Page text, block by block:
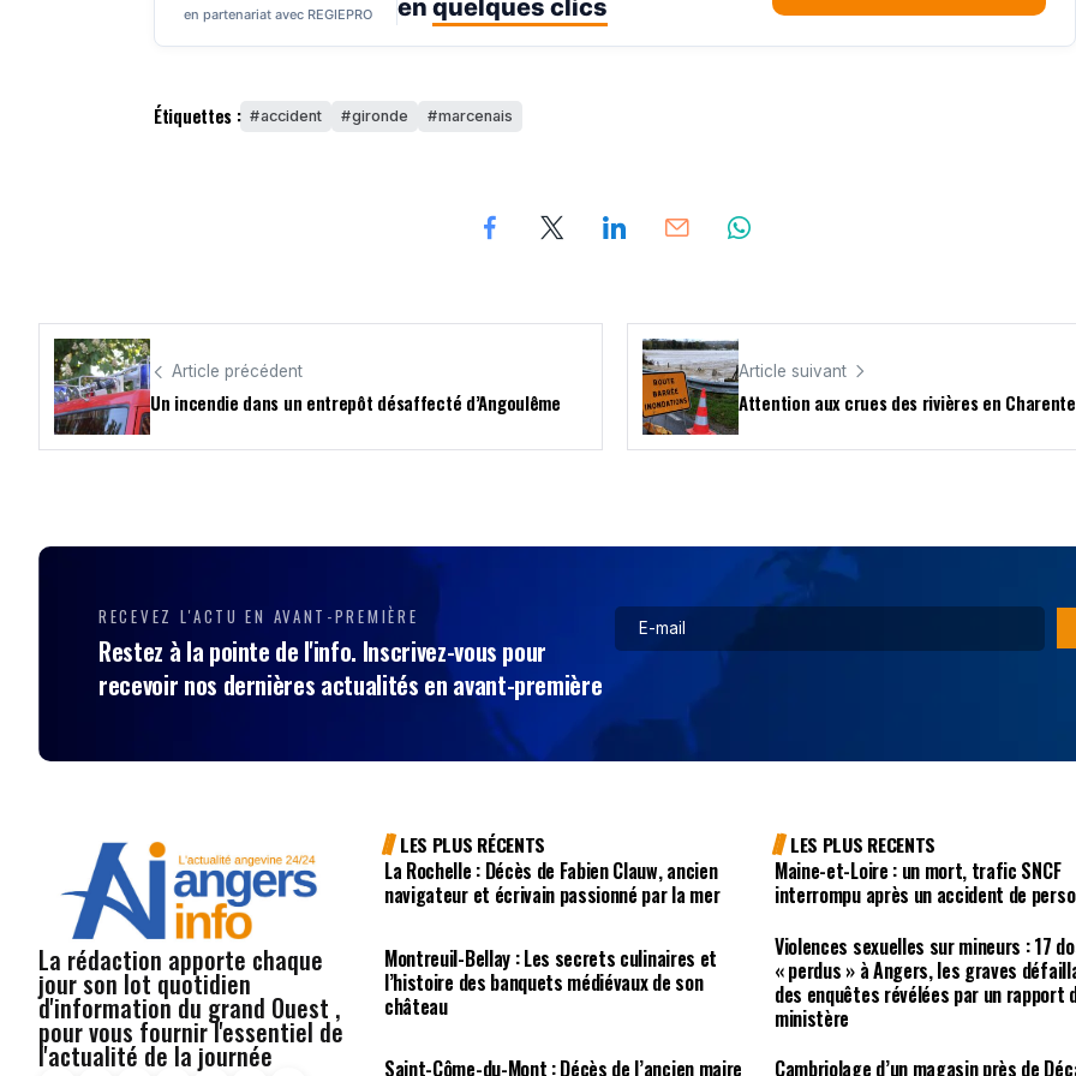
en partenariat avec REGIEPRO en quelques clics
Étiquettes : accident gironde marcenais
Article précédent
Un incendie dans un entrepôt désaffecté d’Angoulême
Article suivant
Attention aux crues des rivières en
RECEVEZ L'ACTU EN AVANT-PREMIÈRE
Restez à la pointe de l'info. Inscrivez-vous pour
recevoir nos dernières actualités en avant-première
La rédaction apporte chaque
jour son lot quotidien
d'information du grand Ouest ,
pour vous fournir l'essentiel de
l'actualité de la journée
LES PLUS RÉCENTS
La Rochelle : Décès de Fabien Clauw, ancien
navigateur et écrivain passionné par la mer
Montreuil-Bellay : Les secrets culinaires et
l’histoire des banquets médiévaux de son
château
Saint-Côme-du-Mont : Décès de l’ancien maire
LES PLUS RECENTS
Maine-et-Loire : un mort, trafic SNCF
interrompu après un accident de
Violences sexuelles sur mineurs : 17
« perdus » à Angers, les graves
des enquêtes révélées par un rapport
ministère
Cambriolage d’un magasin près de